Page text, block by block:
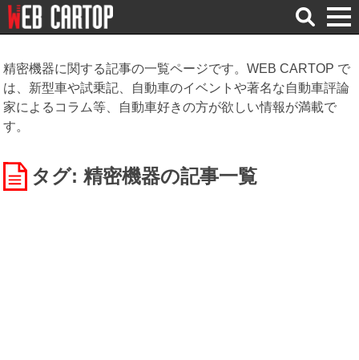
検
索
精密機器に関する記事の一覧ページです。WEB CARTOP で
は、新型車や試乗記、自動車のイベントや著名な自動車評論
家によるコラム等、自動車好きの方が欲しい情報が満載で
す。
タグ: 精密機器の記事一覧